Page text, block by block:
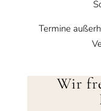
Termine
Wir